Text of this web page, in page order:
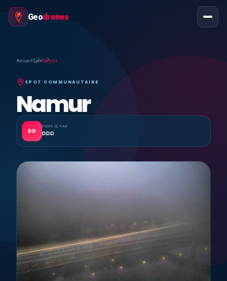
Geodrones
Accueil Spot Namur
SPOT COMMUNAUTAIRE
Namur
DD
PROPOSÉ PAR
DDD